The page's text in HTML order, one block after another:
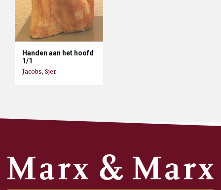
Handen aan het hoofd
1/1
Jacobs, Sjer